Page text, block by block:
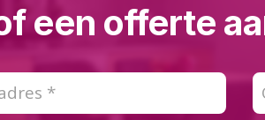
een offerte